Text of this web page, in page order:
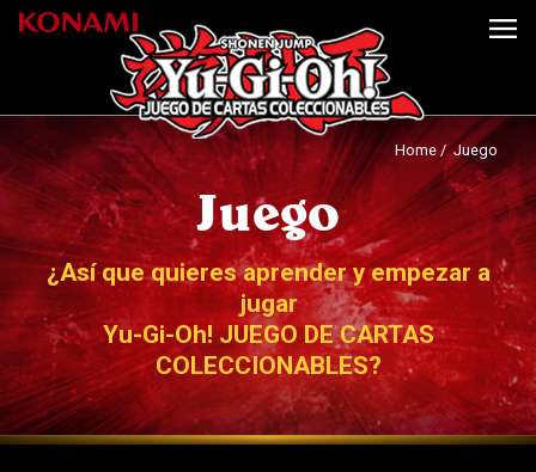
Home / Juego
Juego
¿Así que quieres aprender y empezar a
jugar
Yu-Gi-Oh! JUEGO DE CARTAS
COLECCIONABLES?